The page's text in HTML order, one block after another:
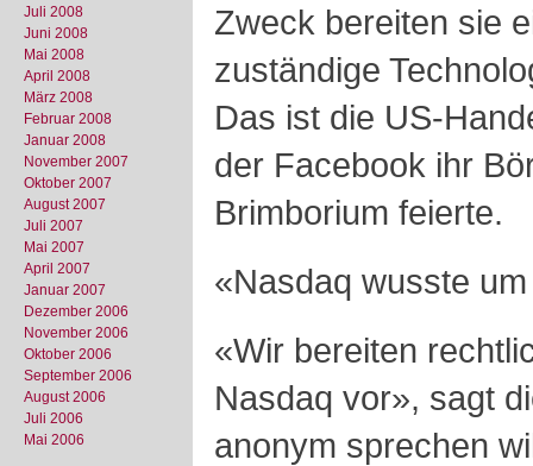
Juli 2008
Juni 2008
Mai 2008
April 2008
März 2008
Februar 2008
Januar 2008
November 2007
Oktober 2007
August 2007
Juli 2007
Mai 2007
April 2007
Januar 2007
Dezember 2006
November 2006
Oktober 2006
September 2006
August 2006
Juli 2006
Mai 2006
Zweck bereiten sie
zuständige
Das ist die US-
der Facebook ihr
Brimborium feierte.
«Nasdaq wusste
«Wir bereiten
Nasdaq vor», sagt
anonym sprechen